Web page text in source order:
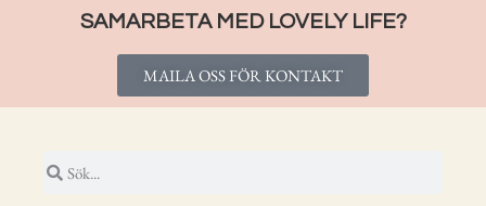
SAMARBETA MED LOVELY LIFE?
MAILA OSS FÖR KONTAKT